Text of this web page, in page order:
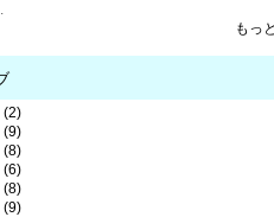
もっ
(2)
(9)
(8)
(6)
(8)
(9)